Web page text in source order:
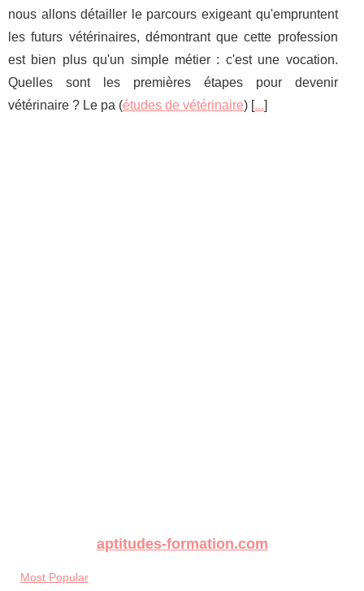
nous allons détailler le parcours exigeant qu'empruntent
les futurs vétérinaires, démontrant que cette profession
est bien plus qu'un simple métier : c'est une vocation.
Quelles sont les premières étapes pour devenir
vétérinaire ? Le pa (études de vétérinaire) [...]
aptitudes-formation.com
Most Popular